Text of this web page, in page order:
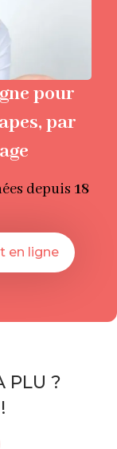
pour
par
depuis 18
en ligne
PLU ?